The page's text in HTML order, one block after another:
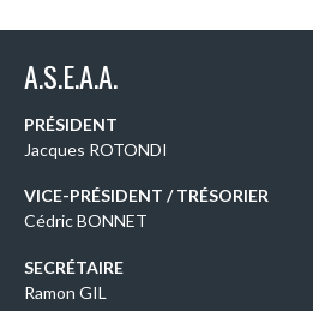
A.S.E.A.A.
PRÉSIDENT
Jacques ROTONDI
VICE-PRÉSIDENT / TRÉSORIER
Cédric BONNET
SECRÉTAIRE
Ramon GIL